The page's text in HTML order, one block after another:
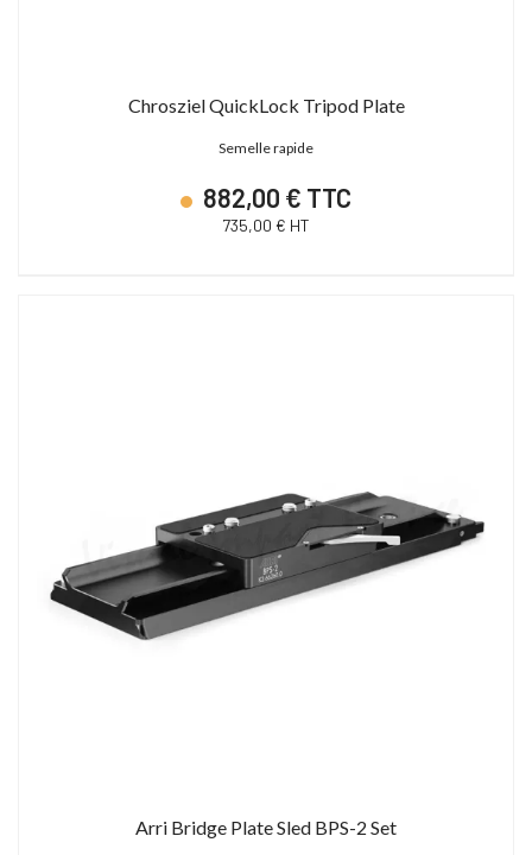
Chrosziel QuickLock Tripod Plate
Semelle rapide
882,00 € TTC
735,00 € HT
Arri Bridge Plate Sled BPS-2 Set